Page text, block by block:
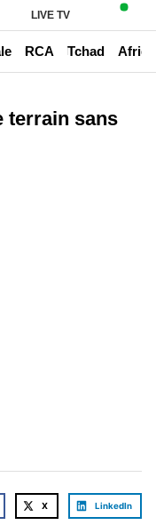
LIVE TV
RCA Tchad
terrain sans
X LinkedIn